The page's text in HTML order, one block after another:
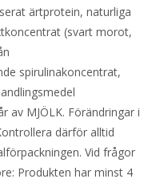
ärtprotein, naturliga
(svart morot,
spirulinakoncentrat,
av MJÖLK. Förändringar i
därför alltid
Vid frågor
Produkten har minst 4